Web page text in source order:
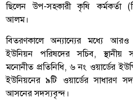
ছিলেন উপ-সহকারী কৃষি কর্মকর্তা
আলম।
বিতরণকালে অন্যান্যের মধ্যে
ইউনিয়ন পরিষদের সচিব,
মনোনীত প্রতিনিধি, ৬ নং ওয়ার্ডের
ইউনিয়নের ৯টি ওয়ার্ডের সাধারণ
আসনের সদস্যবৃন্দ।